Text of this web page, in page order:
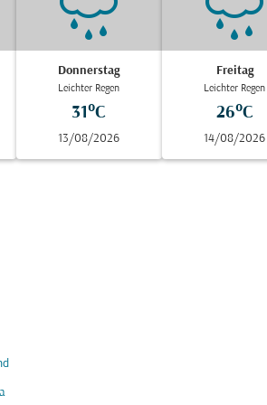
Donnerstag
Leichter Regen
31°C
13/08/2026
Freitag
Leichter Regen
26°C
14/08/2026